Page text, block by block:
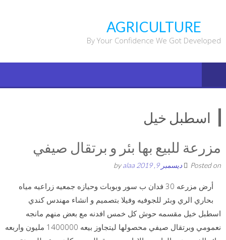
content
AGRICULTURE
By Your Confidence We Got Developed
اسطبل خيل
مزرعة للبيع بها بئر و برتقال صيفي
Posted on ديسمبر 9, 2019 alaa
أرض مزرعه 30 فدان ب سور وبوبات وحيازه جمعيه زراعيه مياه
بحاري الري وبئر للجوفيه وفيلا بتصميم و انشاء مهندس كندي
اسطبل خيل مقسمه حوش كل خمس افدنه مع بعض منهم مانجه
نعمومي وبرتقال صيفي محصولها ليتجاوز بيعه 1400000 مليون واربعه